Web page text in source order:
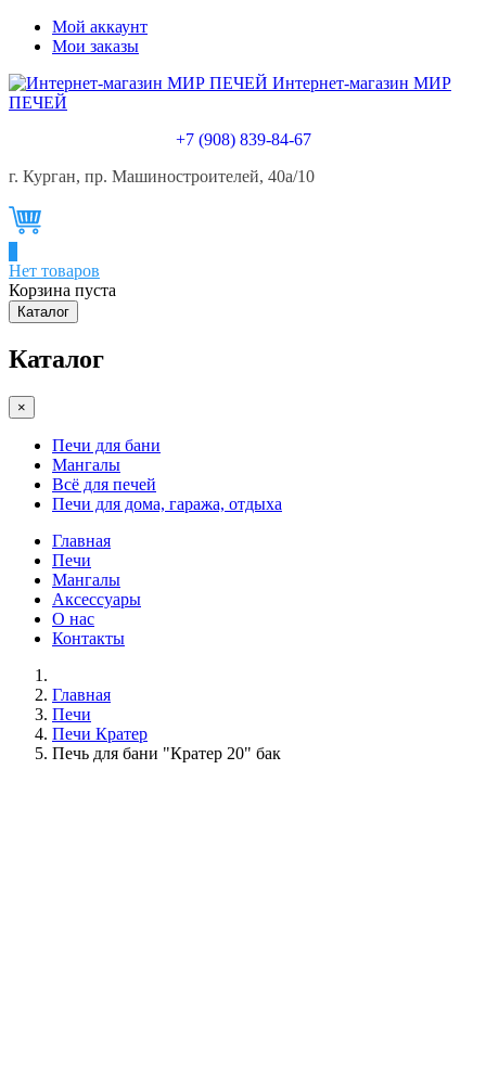
Мой аккаунт
Мои заказы
Интернет-магазин МИР
ПЕЧЕЙ
+7 (908) 839-84-67
г. Курган, пр. Машиностроителей, 40а/10
Нет товаров
Корзина пуста
Каталог
Каталог
×
Печи для бани
Мангалы
Всё для печей
Печи для дома, гаража, отдыха
Главная
Печи
Мангалы
Аксессуары
О нас
Контакты
Главная
Печи
Печи Кратер
Печь для бани "Кратер 20" бак